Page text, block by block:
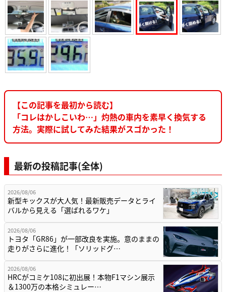
【この記事を最初から読む】
「コレはかしこいわ…」灼熱の車内を素早く換気する
方法。実際に試してみた結果がスゴかった！
最新の投稿記事(全体)
2026/08/06
新型キックスが大人気！最新販売データとライ
バルから見える「選ばれるワケ」
2026/08/06
トヨタ「GR86」が一部改良を実施。意のままの
走りがさらに進化！「ソリッドグ…
2026/08/06
HRCがコミケ108に初出展！本物F1マシン展示
＆1300万の本格シミュレー…